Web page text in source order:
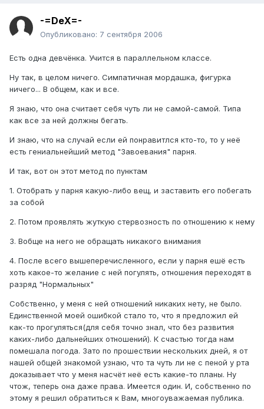
-=DeX=-
Опубликовано: 7 сентября 2006
Есть одна девчёнка. Учится в параллельном классе.
Ну так, в целом ничего. Симпатичная мордашка, фигурка
ничего... В общем, как и все.
Я знаю, что она считает себя чуть ли не самой-самой. Типа
как все за ней должны бегать.
И знаю, что на случай если ей понравитлся кто-то, то у неё
есть гениальнейший метод "Завоевания" парня.
И так, вот он этот метод по пунктам
1. Отобрать у парня какую-либо вещ, и заставить его побегать
за собой
2. Потом проявлять жуткую стервозность по отношению к нему
3. Вобще на него не обращать никакого внимания
4. После всего вышеперечисленного, если у парня ешё есть
хоть какое-то желание с ней погулять, отношения переходят в
разряд "Нормальных"
Собственно, у меня с ней отношений никаких нету, не было.
Единственной моей ошибкой стало то, что я предложил ей
как-то прогуляться(для себя точно знал, что без развития
каких-либо дальнейших отношений). К счастью тогда нам
помешала погода. Зато по прошествии нескольких дней, я от
нашей общей знакомой узнаю, что та чуть ли не с пеной у рта
доказывает что у меня насчёт неё есть какие-то планы. Ну
чтож, теперь она даже права. Имеется один. И, собственно по
этому я решил обратиться к Вам, многоуважаемая публика.